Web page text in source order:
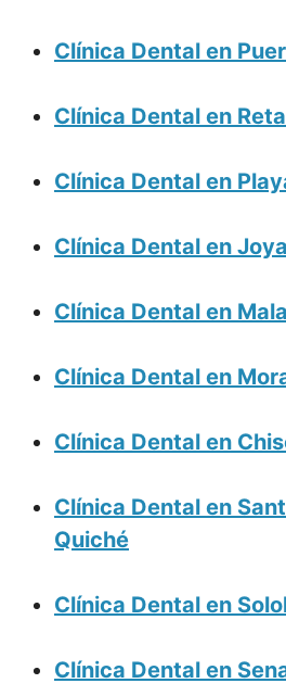
Clínica Dental en
Clínica Dental en
Clínica Dental en
Clínica Dental en
Clínica Dental en
Clínica Dental en
Clínica Dental en
Clínica Dental en
Quiché
Clínica Dental en
Clínica Dental en